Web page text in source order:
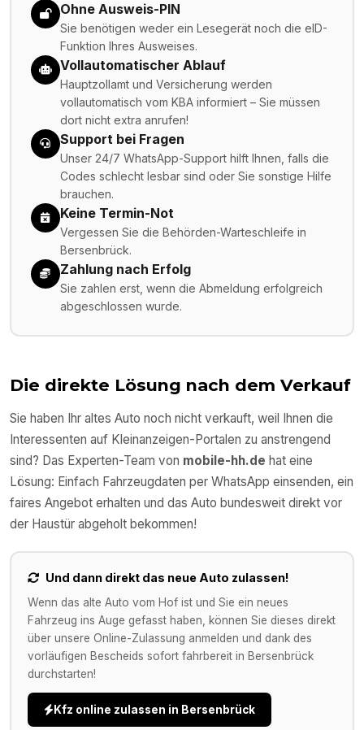
Ohne Ausweis-PIN
Sie benötigen weder ein Lesegerät noch die eID-
Funktion Ihres Ausweises.
Vollautomatischer Ablauf
Hauptzollamt und Versicherung werden
vollautomatisch vom KBA informiert – Sie müssen
dort nicht extra anrufen!
Support bei Fragen
Unser 24/7 WhatsApp-Support hilft Ihnen, falls die
Codes schlecht lesbar sind oder Sie sonstige Hilfe
brauchen.
Keine Termin-Not
Vergessen Sie die Behörden-Warteschleife in
Bersenbrück.
Zahlung nach Erfolg
Sie zahlen erst, wenn die Abmeldung erfolgreich
abgeschlossen wurde.
Die direkte Lösung nach dem Verkauf
Sie haben Ihr altes Auto noch nicht verkauft, weil Ihnen die
Interessenten auf Kleinanzeigen-Portalen zu anstrengend
sind? Das Experten-Team von mobile-hh.de hat eine
Lösung: Einfach Fahrzeugdaten per WhatsApp einsenden, ein
faires Angebot erhalten und das Auto bundesweit direkt vor
der Haustür abgeholt bekommen!
Und dann direkt das neue Auto zulassen!
Wenn das alte Auto vom Hof ist und Sie ein neues
Fahrzeug ins Auge gefasst haben, können Sie dieses direkt
über unsere Online-Zulassung anmelden und dank des
vorläufigen Bescheids sofort fahrbereit in Bersenbrück
durchstarten!
Kfz online zulassen in Bersenbrück